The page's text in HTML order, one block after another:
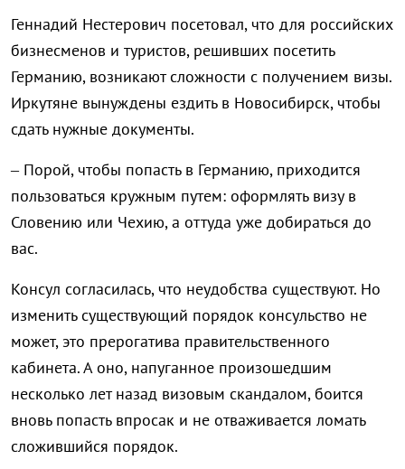
Геннадий Нестерович посетовал, что для российских
бизнесменов и туристов, решивших посетить
Германию, возникают сложности с получением визы.
Иркутяне вынуждены ездить в Новосибирск, чтобы
сдать нужные документы.
– Порой, чтобы попасть в Германию, приходится
пользоваться кружным путем: оформлять визу в
Словению или Чехию, а оттуда уже добираться до
вас.
Консул согласилась, что неудобства существуют. Но
изменить существующий порядок консульство не
может, это прерогатива правительственного
кабинета. А оно, напуганное произошедшим
несколько лет назад визовым скандалом, боится
вновь попасть впросак и не отваживается ломать
сложившийся порядок.